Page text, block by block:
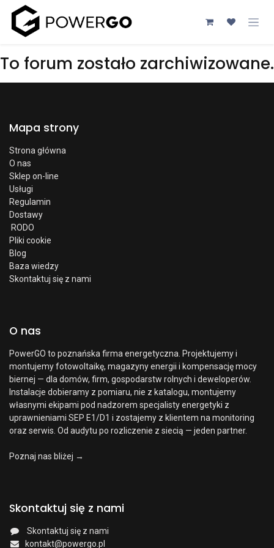
Przejdź do zawartości
To forum zostało zarchiwizowane.
Mapa strony
Strona główna
O nas
Sklep on-line
Usługi
Regulamin
Dostawy
RODO
Pliki cookie
Blog
Baza wiedzy
Skontaktuj się z nami
O nas
PowerGO to poznańska firma energetyczna. Projektujemy i
montujemy fotowoltaikę, magazyny energii i kompensację mocy
biernej — dla domów, firm, gospodarstw rolnych i deweloperów.
Instalacje dobieramy z pomiaru, nie z katalogu, montujemy
własnymi ekipami pod nadzorem specjalisty energetyki z
uprawnieniami SEP E1/D1 i zostajemy z klientem na monitoring
oraz serwis. Od audytu po rozliczenie z siecią — jeden partner.
Poznaj nas bliżej →
Skontaktuj się z nami
Skontaktuj się z nami
kontakt@powergo.pl